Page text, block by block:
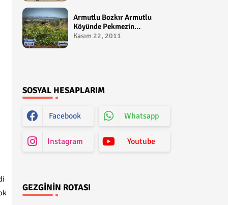
Armutlu Bozkır Armutlu
Köyünde Pekmezin
Hikayesi:Gezen Bilir Kontv
Kasım 22, 2011
SOSYAL HESAPLARIM
Facebook Whatsapp
Instagram Youtube
GEZGININ ROTASI